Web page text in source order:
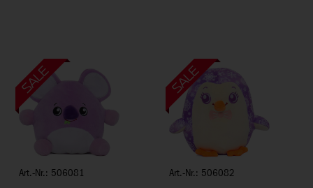
Art.-Nr.: 506081 Art.-Nr.: 506082